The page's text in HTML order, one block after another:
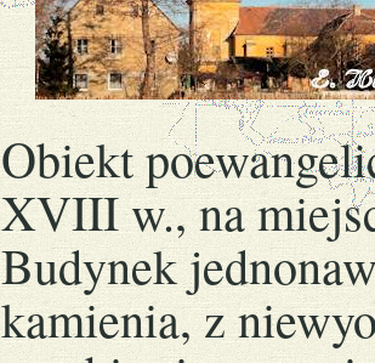
Obiekt
XVIII w., na
Budynek
kamienia, z